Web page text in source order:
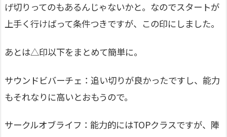
げ切りってのもあるんじゃないかと。なのでスタートが
上手く行けばって条件つきですが、この印にしました。
あとは△印以下をまとめて簡単に。
サウンドビバーチェ：追い切りが良かったですし、能力
もそれなりに高いとおもうので。
サークルオブライフ：能力的にはTOPクラスですが、陣